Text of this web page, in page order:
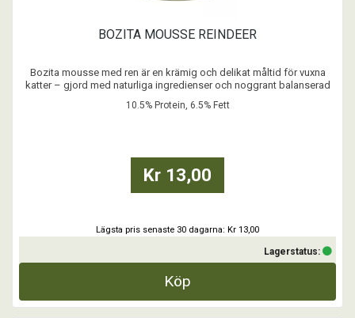
BOZITA MOUSSE REINDEER
Bozita mousse med ren är en krämig och delikat måltid för vuxna
katter – gjord med naturliga ingredienser och noggrant balanserad
- Med Postbiotika
10.5% Protein, 6.5% Fett
Kr 13,00
Lägsta pris senaste 30 dagarna: Kr 13,00
Lagerstatus:
Köp